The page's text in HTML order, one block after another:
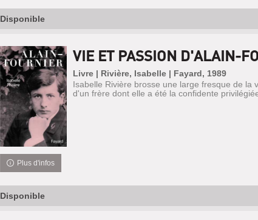
Disponible
VIE ET PASSION D'ALAIN-
Livre | Rivière, Isabelle | Fayard, 1989
Isabelle Rivière brosse une large fresque de la
d'un frère dont elle a été la confidente
Plus d'infos
Disponible